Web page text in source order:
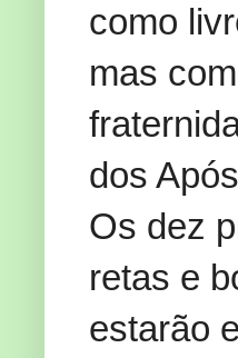
como
mas
dos
Os dez
retas e
estarão